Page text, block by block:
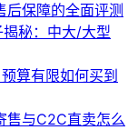
后保障的全面评测
揭秘：中大/大型
算有限如何买到
售与C2C直卖怎么